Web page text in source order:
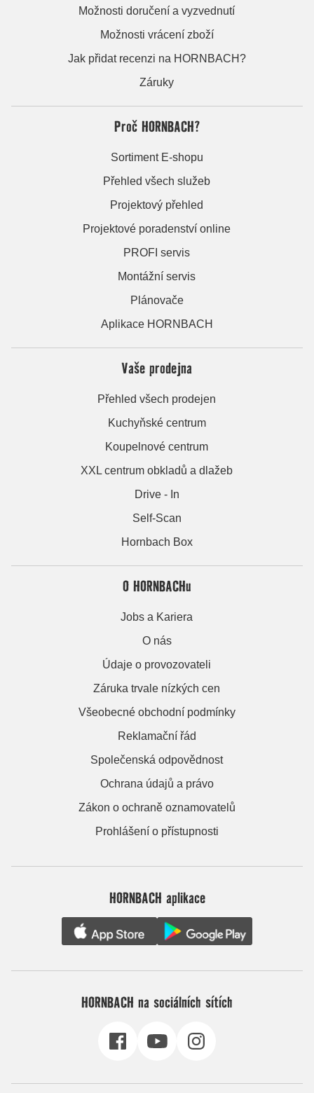
Možnosti doručení a vyzvednutí
Možnosti vrácení zboží
Jak přidat recenzi na HORNBACH?
Záruky
Proč HORNBACH?
Sortiment E-shopu
Přehled všech služeb
Projektový přehled
Projektové poradenství online
PROFI servis
Montážní servis
Plánovače
Aplikace HORNBACH
Vaše prodejna
Přehled všech prodejen
Kuchyňské centrum
Koupelnové centrum
XXL centrum obkladů a dlažeb
Drive - In
Self-Scan
Hornbach Box
O HORNBACHu
Jobs a Kariera
O nás
Údaje o provozovateli
Záruka trvale nízkých cen
Všeobecné obchodní podmínky
Reklamační řád
Společenská odpovědnost
Ochrana údajů a právo
Zákon o ochraně oznamovatelů
Prohlášení o přístupnosti
HORNBACH aplikace
HORNBACH na sociálních sítích